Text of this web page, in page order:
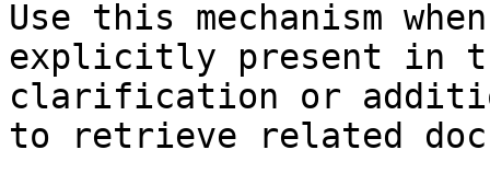
Use this mechanism
explicitly present in
clarification or